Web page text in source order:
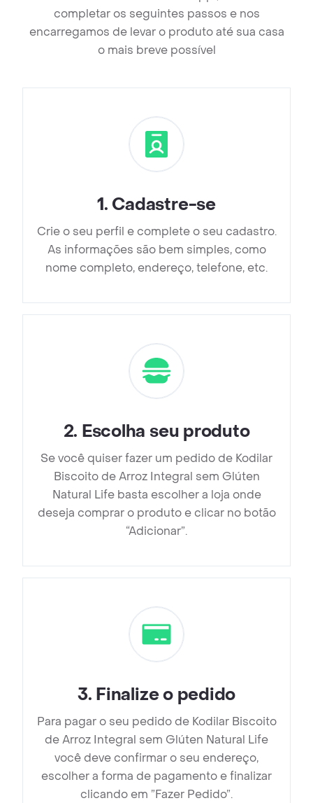
completar os seguintes passos e nos
encarregamos de levar o produto até sua casa
o mais breve possível
1. Cadastre-se
Crie o seu perfil e complete o seu cadastro.
As informações são bem simples, como
nome completo, endereço, telefone, etc.
2. Escolha seu produto
Se você quiser fazer um pedido de Kodilar
Biscoito de Arroz Integral sem Glúten
Natural Life basta escolher a loja onde
deseja comprar o produto e clicar no botão
“Adicionar”.
3. Finalize o pedido
Para pagar o seu pedido de Kodilar Biscoito
de Arroz Integral sem Glúten Natural Life
você deve confirmar o seu endereço,
escolher a forma de pagamento e finalizar
clicando em ”Fazer Pedido”.